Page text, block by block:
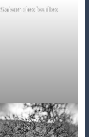
Saison des feuilles